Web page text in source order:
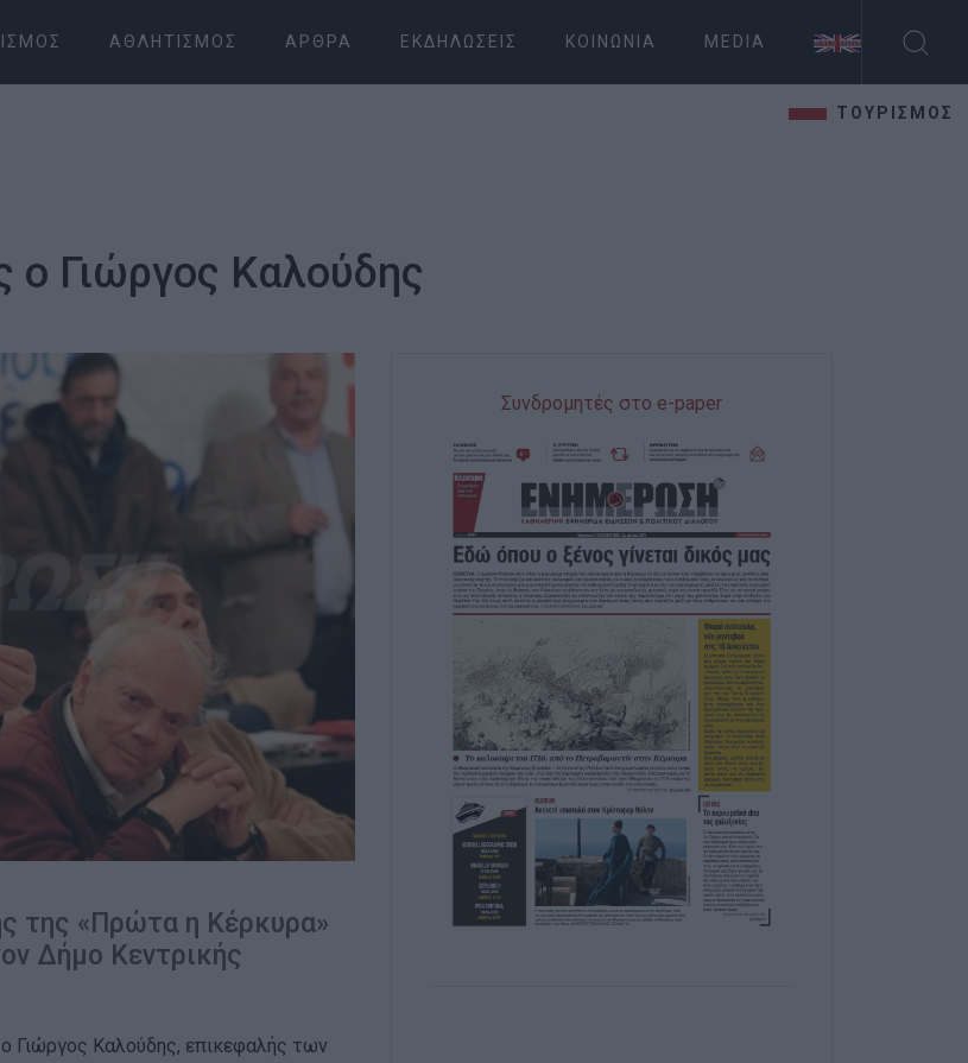
ΑΘΛΗΤΙΣΜΌΣ ΆΡΘΡΑ ΕΚΔΗΛΏΣΕΙΣ ΚΟΙΝΩΝΊΑ MEDIA
ΤΟΥΡΙΣΜΟΣ
ο Γιώργος Καλούδης
της «Πρώτα η Κέρκυρα»
Δήμο Κεντρικής
Γιώργος Καλούδης, επικεφαλής των
Συνδρομητές στο e-paper